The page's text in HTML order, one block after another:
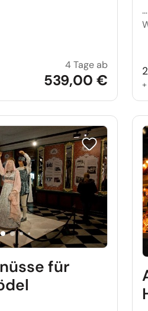
Advent
4 Tage ab
539,00 €
Reise auf
für